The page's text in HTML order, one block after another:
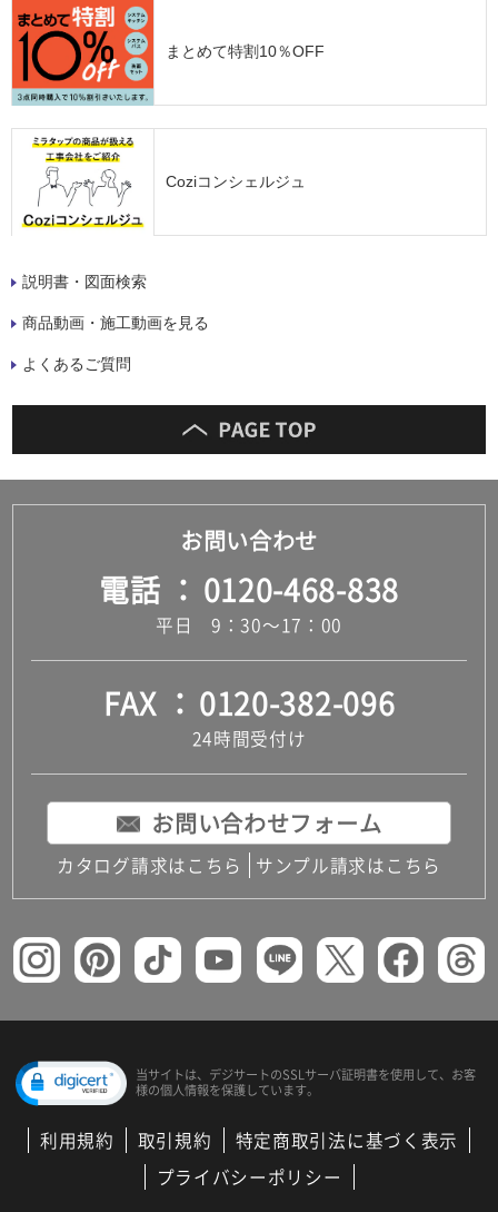
まとめて特割10％OFF
Coziコンシェルジュ
説明書・図面検索
商品動画・施工動画を見る
よくあるご質問
お問い合わせ
電話 0120-468-838
平日 9：30～17：00
FAX 0120-382-096
24時間受付け
お問い合わせフォーム
カタログ請求はこちら サンプル請求はこちら
当サイトは、デジサートのSSLサーバ証明書を使用して、 お客
様の個人情報を保護しています。
利用規約 取引規約
特定商取引法に基づく表示
プライバシーポリシー